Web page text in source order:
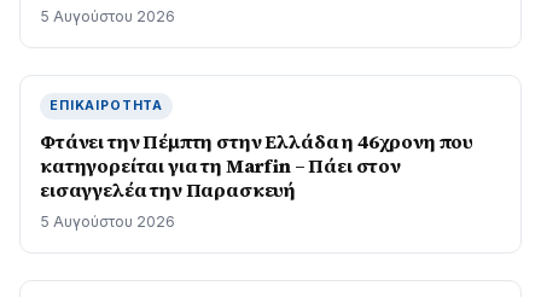
5 Αυγούστου 2026
ΕΠΙΚΑΙΡΌΤΗΤΑ
Φτάνει την Πέμπτη στην Ελλάδα η 46χρονη που
κατηγορείται για τη Marfin – Πάει στον
εισαγγελέα την Παρασκευή
5 Αυγούστου 2026